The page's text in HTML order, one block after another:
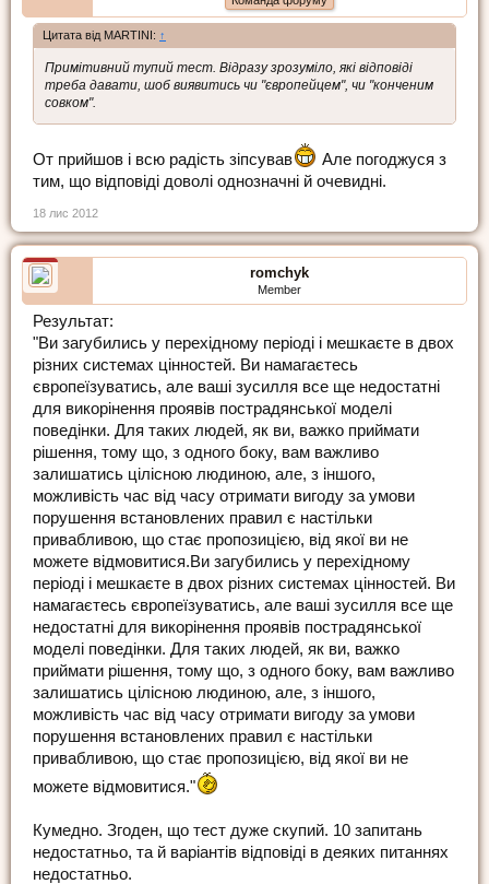
Цитата від MARTINI: ↑
Примітивний тупий тест. Відразу зрозуміло, які відповіді
треба давати, шоб виявитись чи "європейцем", чи "конченим
совком".
От прийшов і всю радість зіпсував
Але погоджуся з
тим, що відповіді доволі однозначні й очевидні.
18 лис 2012
romchyk
Member
Результат:
"Ви загубились у перехідному періоді і мешкаєте в двох
різних системах цінностей. Ви намагаєтесь
європеїзуватись, але ваші зусилля все ще недостатні
для викорінення проявів пострадянської моделі
поведінки. Для таких людей, як ви, важко приймати
рішення, тому що, з одного боку, вам важливо
залишатись цілісною людиною, але, з іншого,
можливість час від часу отримати вигоду за умови
порушення встановлених правил є настільки
привабливою, що стає пропозицією, від якої ви не
можете відмовитися.Ви загубились у перехідному
періоді і мешкаєте в двох різних системах цінностей. Ви
намагаєтесь європеїзуватись, але ваші зусилля все ще
недостатні для викорінення проявів пострадянської
моделі поведінки. Для таких людей, як ви, важко
приймати рішення, тому що, з одного боку, вам важливо
залишатись цілісною людиною, але, з іншого,
можливість час від часу отримати вигоду за умови
порушення встановлених правил є настільки
привабливою, що стає пропозицією, від якої ви не
можете відмовитися."
Кумедно. Згоден, що тест дуже скупий. 10 запитань
недостатньо, та й варіантів відповіді в деяких питаннях
недостатньо.